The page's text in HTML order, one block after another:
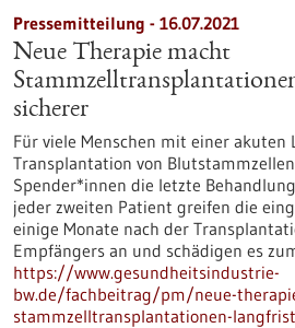
Pressemitteilung - 16.07.2021
Neue Therapie macht
sicherer
Für viele Menschen mit einer akuten
Transplantation von
Spender*innen die letzte
jeder zweiten Patient greifen die
einige Monate nach der
Empfängers an und schädigen es
https://www.gesundheitsindustrie-
bw.de/fachbeitrag/pm/neue-
stammzelltransplantationen-